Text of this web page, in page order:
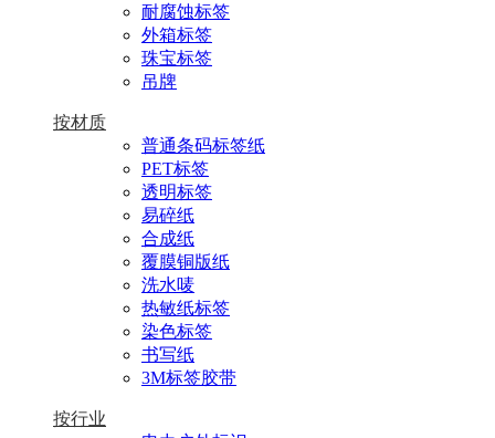
耐腐蚀标签
外箱标签
珠宝标签
吊牌
按材质
普通条码标签纸
PET标签
透明标签
易碎纸
合成纸
覆膜铜版纸
洗水唛
热敏纸标签
染色标签
书写纸
3M标签胶带
按行业